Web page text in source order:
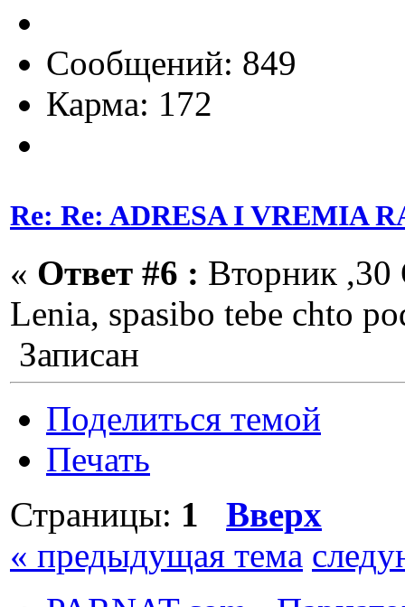
Сообщений: 849
Карма: 172
Re: Re: ADRESA I VREMIA
« Ответ #6 : Вторник ,30
Lenia, spasibo tebe chto
Записан
Поделиться темой
Печать
Страницы: 1
Вверх
« предыдущая тема